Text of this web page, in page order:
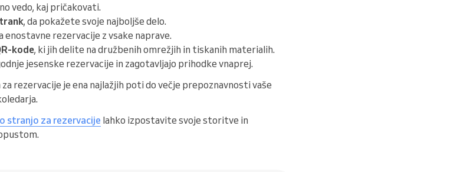
vedo, kaj pričakovati.
, da pokažete svoje najboljše delo.
enostavne rezervacije z vsake naprave.
kode, ki jih delite na družbenih omrežjih in tiskanih materialih.
jesenske rezervacije in zagotavljajo prihodke vnaprej.
rezervacije je ena najlažjih poti do večje prepoznavnosti vaše
stranjo za rezervacije lahko izpostavite svoje storitve in